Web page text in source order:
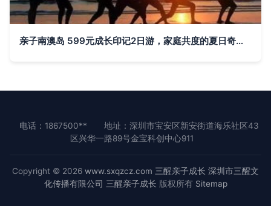
亲子南澳岛 599元成长印记2日游，家庭共度的夏日奇妙旅程
电话：1867500**
地址：深圳市宝安区新安街道海乐社区43
区兴华一路89号金宝科创中心911
Copyright © 2026 www.sxqzcz.com 三醒亲子成长 深圳市三醒文
化传播有限公司 三醒亲子成长 版权所有 Sitemap